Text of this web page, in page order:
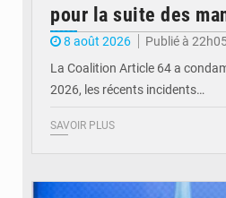
pour la suite des
8 août 2026
Publié à
La Coalition Article 64 a
2026, les récents incidents…
SAVOIR PLUS